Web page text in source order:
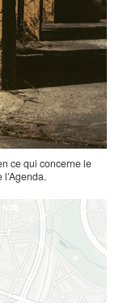
ce qui concerne le